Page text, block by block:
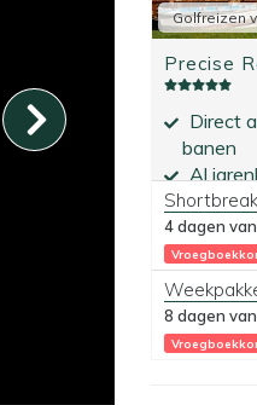
Golfreizen
Precise
Direct
banen
Al
Europa
Shortbreak
4 dagen
8 dagen